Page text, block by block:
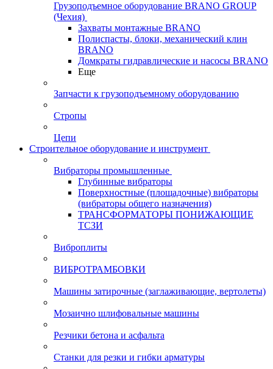
Грузоподъемное оборудование BRANO GROUP
(Чехия)
Захваты монтажные BRANO
Полиспасты, блоки, механический клин
BRANO
Домкраты гидравлические и насосы BRANO
Еще
Запчасти к грузоподъемному оборудованию
Стропы
Цепи
Строительное оборудование и инструмент
Вибраторы промышленные
Глубинные вибраторы
Поверхностные (площадочные) вибраторы
(вибраторы общего назначения)
ТРАНСФОРМАТОРЫ ПОНИЖАЮЩИЕ
ТСЗИ
Виброплиты
ВИБРОТРАМБОВКИ
Машины затирочные (заглаживающие, вертолеты)
Мозаично шлифовальные машины
Резчики бетона и асфальта
Станки для резки и гибки арматуры